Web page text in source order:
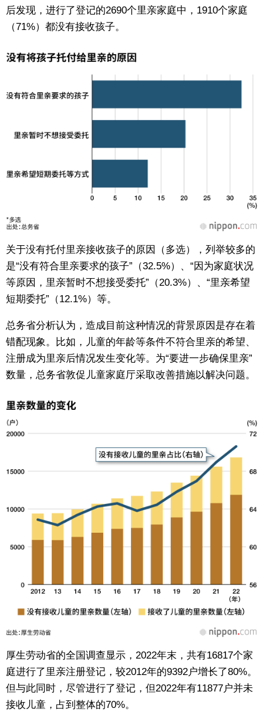
后发现，进行了登记的2690个里亲家庭中，1910个家庭
（71%）都没有接收孩子。
关于没有托付里亲接收孩子的原因（多选），列举较多的
是“没有符合里亲要求的孩子”（32.5%）、“因为家庭状况
等原因，里亲暂时不想接受委托”（20.3%）、“里亲希望
短期委托”（12.1%）等。
总务省分析认为，造成目前这种情况的背景原因是存在着
错配现象。比如，儿童的年龄等条件不符合里亲的希望、
注册成为里亲后情况发生变化等。为“要进一步确保里亲”
数量，总务省敦促儿童家庭厅采取改善措施以解决问题。
厚生劳动省的全国调查显示，2022年末，共有16817个家
庭进行了里亲注册登记，较2012年的9392户增长了80%。
但与此同时，尽管进行了登记，但2022年有11877户并未
接收儿童，占到整体的70%。